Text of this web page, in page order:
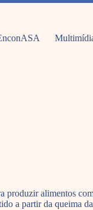
produzir alimentos
a partir da queima